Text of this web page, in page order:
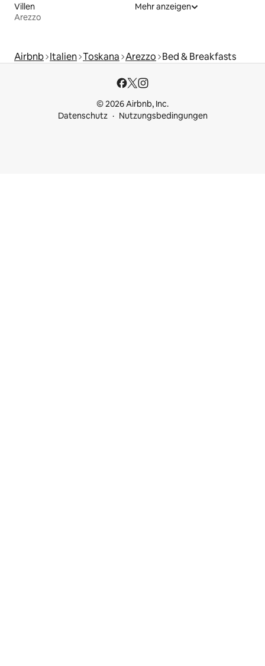
Villen
Arezzo
Mehr anzeigen
Airbnb Italien Toskana Arezzo Bed & Breakfasts
© 2026 Airbnb, Inc.
Datenschutz
Nutzungsbedingungen